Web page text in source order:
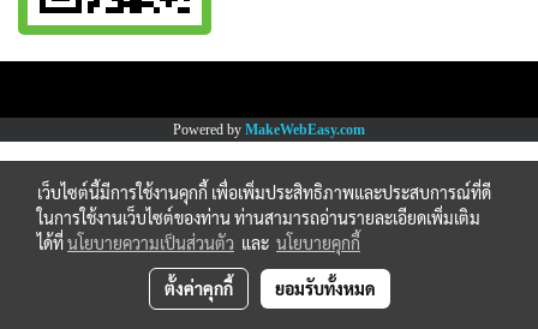
Powered by MakeWebEasy.com
เว็บไซต์นี้มีการใช้งานคุกกี้ เพื่อเพิ่มประสิทธิภาพและประสบการณ์ที่ดี
ในการใช้งานเว็บไซต์ของท่าน ท่านสามารถอ่านรายละเอียดเพิ่มเติม
ได้ที่นโยบายความเป็นส่วนตัว และ นโยบายคุกกี้
ตั้งค่าคุกกี้ ยอมรับทั้งหมด